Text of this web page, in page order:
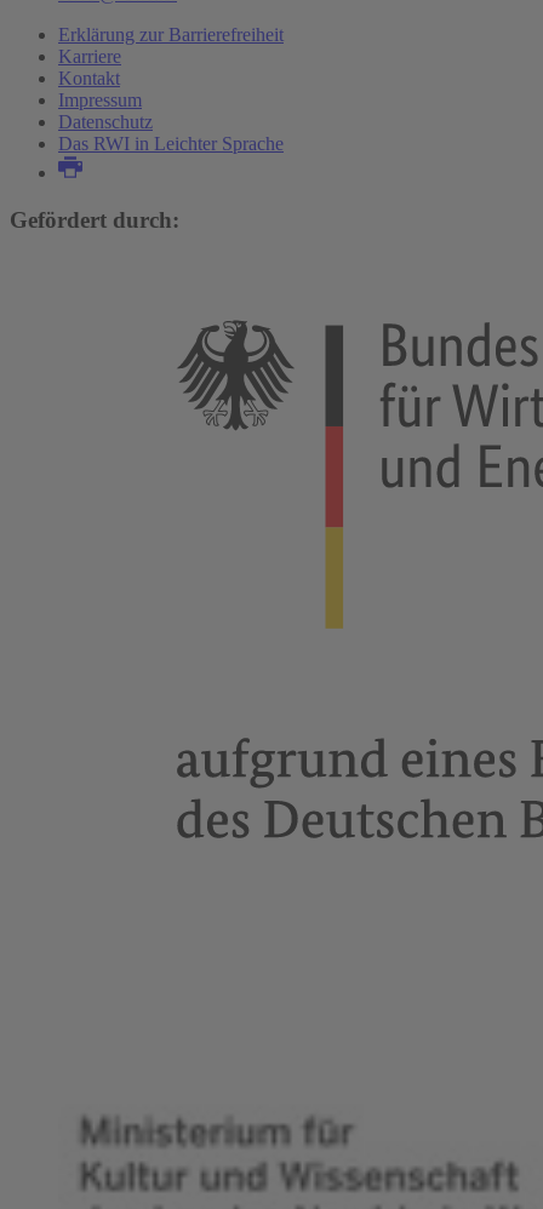
Erklärung zur Barrierefreiheit
Karriere
Kontakt
Impressum
Datenschutz
Das RWI in Leichter Sprache
Gefördert durch: